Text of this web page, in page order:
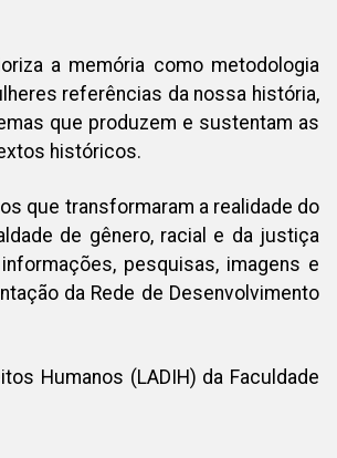
a memória como metodologia
referências da nossa história,
que produzem e sustentam as
históricos.
que transformaram a realidade do
de gênero, racial e da justiça
pesquisas, imagens e
da Rede de Desenvolvimento
Humanos (LADIH) da Faculdade